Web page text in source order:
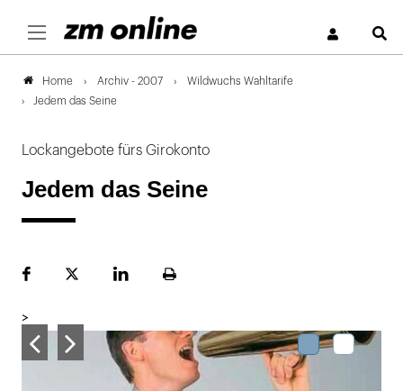
Home Archiv - 2007
Wildwuchs Wahltarife
Jedem das Seine
Lockangebote fürs Girokonto
Jedem das Seine
FacebookPlattformLinekdInSeite
>